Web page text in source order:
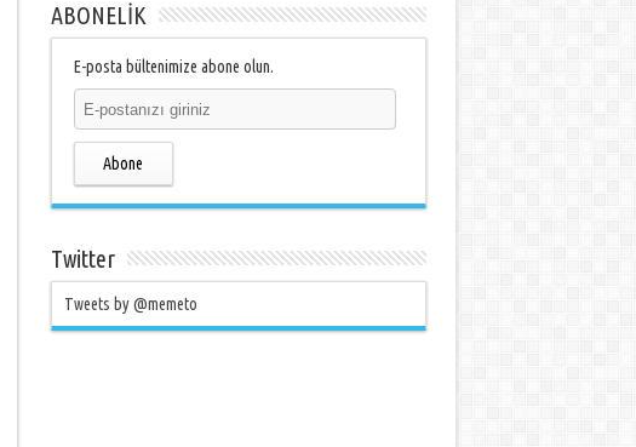
ABONELİK
E-posta bültenimize abone olun.
Abone
Twitter
Tweets by @memeto